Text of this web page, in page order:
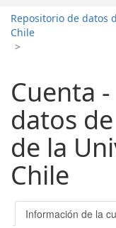
Repositorio de datos
Chile
>
Cuenta
datos
de la
Chile
Información de la